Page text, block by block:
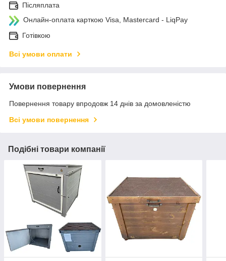
Післяплата
Онлайн-оплата карткою Visa, Mastercard - LiqPay
Готівкою
Всі умови оплати
Умови повернення
Повернення товару впродовж 14 днів за домовленістю
Всі умови повернення
Подібні товари компанії